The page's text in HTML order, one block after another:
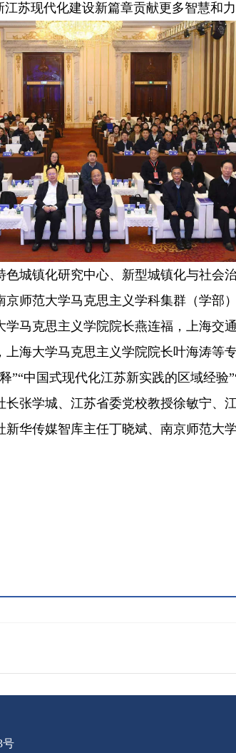
苏现代化建设新篇章贡献更多智慧和力
镇化研究中心、新型城镇化与社会
师范大学马克思主义学科集群（学部
马克思主义学院院长燕连福，上海交
海大学马克思主义学院院长叶海涛等
中国式现代化江苏新实践的区域经验
张学城、江苏省委党校教授徐敏宁、
华传媒智库主任丁晓斌、南京师范大
号